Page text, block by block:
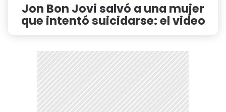
Jon Bon Jovi salvó a una mujer
que intentó suicidarse: el video